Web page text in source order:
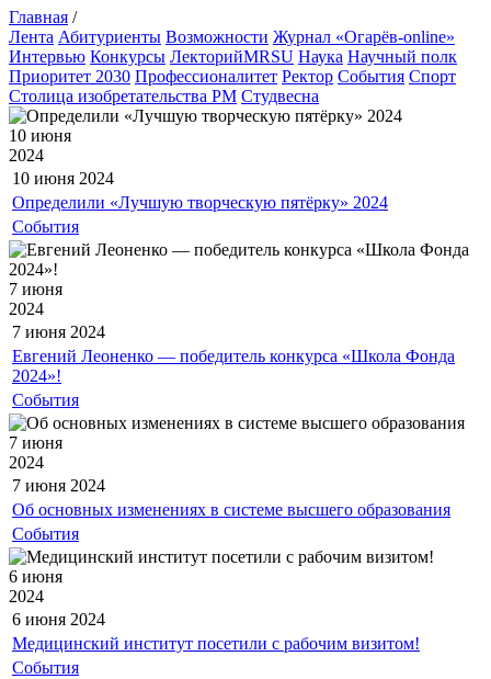
Главная /
Лента Абитуриенты Возможности Журнал «Огарёв-online»
Интервью Конкурсы ЛекторийMRSU Наука Научный полк
Приоритет 2030 Профессионалитет Ректор События Спорт
Столица изобретательства РМ Студвесна
10 июня
2024
10 июня 2024
Определили «Лучшую творческую пятёрку» 2024
События
7 июня
2024
7 июня 2024
Евгений Леоненко — победитель конкурса «Школа Фонда
2024»!
События
7 июня
2024
7 июня 2024
Об основных изменениях в системе высшего образования
События
6 июня
2024
6 июня 2024
Медицинский институт посетили с рабочим визитом!
События